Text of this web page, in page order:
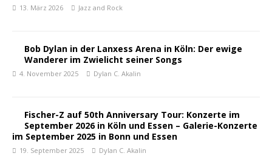
13. März 2026 Jazz and Rock
Bob Dylan in der Lanxess Arena in Köln: Der ewige
Wanderer im Zwielicht seiner Songs
4. November 2025 Dylan C. Akalin
Fischer-Z auf 50th Anniversary Tour: Konzerte im
September 2026 in Köln und Essen – Galerie-Konzerte
im September 2025 in Bonn und Essen
19. September 2025 Dylan C. Akalin